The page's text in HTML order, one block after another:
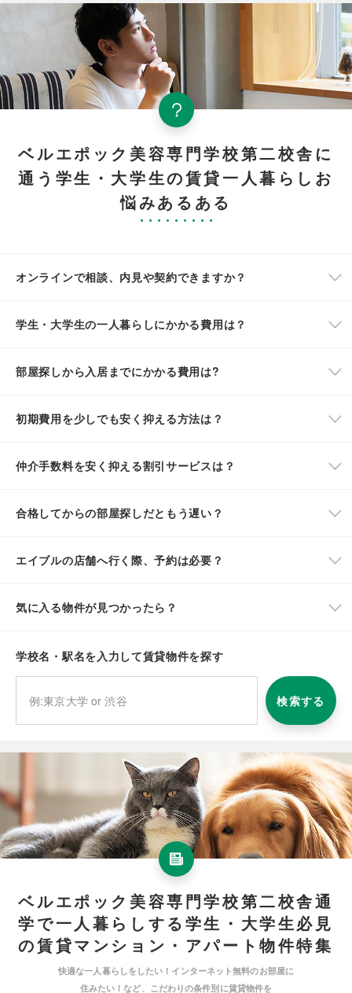
ベルエポック美容専門学校第二校舎に
通う学生・大学生の賃貸一人暮らしお
悩みあるある
オンラインで相談、内見や契約できますか？
学生・大学生の一人暮らしにかかる費用は？
部屋探しから入居までにかかる費用は?
初期費用を少しでも安く抑える方法は？
仲介手数料を安く抑える割引サービスは？
合格してからの部屋探しだともう遅い？
エイブルの店舗へ行く際、予約は必要？
気に入る物件が見つかったら？
学校名・駅名を入力して賃貸物件を探す
検索する
ベルエポック美容専門学校第二校舎通
学で一人暮らしする学生・大学生必見
の賃貸マンション・アパート物件特集
快適な一人暮らしをしたい！インターネット無料のお部屋に
住みたい！など、こだわりの条件別に賃貸物件を